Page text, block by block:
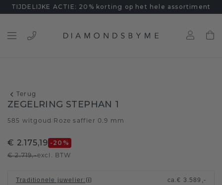
TIJDELIJKE ACTIE: 20% korting op het hele assortiment
Terug
ZEGELRING STEPHAN 1
585 witgoud Roze saffier 0.9 mm
€ 2.175,19 -20 %
€ 2.719,-excl. BTW
Traditionele juwelier: ca.€ 3.589,-